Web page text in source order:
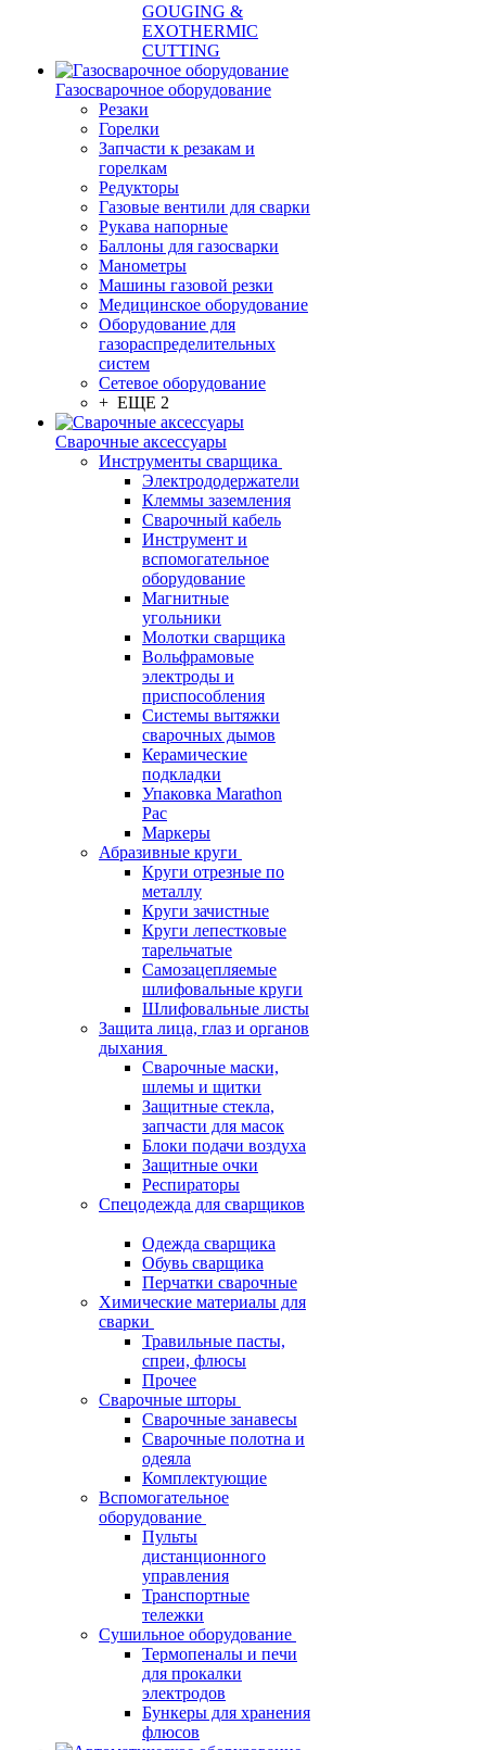
GOUGING &
EXOTHERMIC
CUTTING
Газосварочное оборудование
Резаки
Горелки
Запчасти к резакам и
горелкам
Редукторы
Газовые вентили для сварки
Рукава напорные
Баллоны для газосварки
Манометры
Машины газовой резки
Медицинское оборудование
Оборудование для
газораспределительных
систем
Сетевое оборудование
+ ЕЩЕ 2
Сварочные аксессуары
Инструменты сварщика
Электрододержатели
Клеммы заземления
Сварочный кабель
Инструмент и
вспомогательное
оборудование
Магнитные
угольники
Молотки сварщика
Вольфрамовые
электроды и
приспособления
Системы вытяжки
сварочных дымов
Керамические
подкладки
Упаковка Marathon
Pac
Маркеры
Абразивные круги
Круги отрезные по
металлу
Круги зачистные
Круги лепестковые
тарельчатые
Самозацепляемые
шлифовальные круги
Шлифовальные листы
Защита лица, глаз и органов
дыхания
Сварочные маски,
шлемы и щитки
Защитные стекла,
запчасти для масок
Блоки подачи воздуха
Защитные очки
Респираторы
Спецодежда для сварщиков
Одежда сварщика
Обувь сварщика
Перчатки сварочные
Химические материалы для
сварки
Травильные пасты,
спреи, флюсы
Прочее
Сварочные шторы
Сварочные занавесы
Сварочные полотна и
одеяла
Комплектующие
Вспомогательное
оборудование
Пульты
дистанционного
управления
Транспортные
тележки
Сушильное оборудование
Термопеналы и печи
для прокалки
электродов
Бункеры для хранения
флюсов